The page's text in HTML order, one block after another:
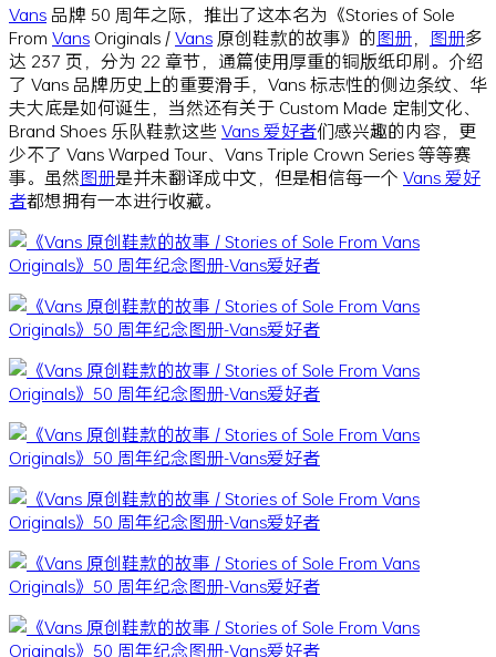
Vans 品牌 50 周年之际，推出了这本名为《Stories of Sole
From Vans Originals /Vans 原创鞋款的故事》的图册 图册多
达 237 页，分为 22 章节，通篇使用厚重的铜版纸印刷。介绍
了 Vans 品牌历史上的重要滑手，Vans 标志性的侧边条纹、华
夫大底是如何诞生，当然还有关于 Custom Made 定制文化、
Brand Shoes 乐队鞋款这些 Vans 爱好者们感兴趣的内容，更
少不了 Vans Warped Tour、Vans Triple Crown Series 等等赛
事。虽然图册是并未翻译成中文，但是相信每一个 Vans 爱好
者都想拥有一本进行收藏。